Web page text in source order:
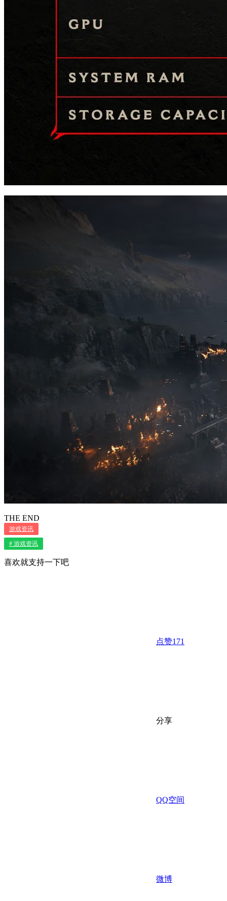
THE END
游戏资讯
# 游戏资讯
喜欢就支持一下吧
点赞171
分享
QQ空间
微博